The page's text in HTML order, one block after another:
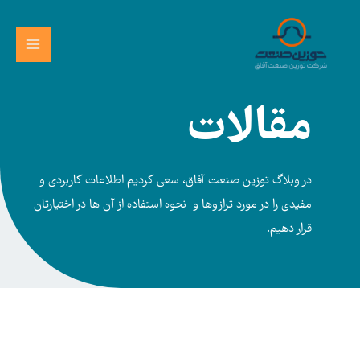
مقالات
در وبلاگ توزین صنعت آفاق، سعی کردیم اطلاعات کاربردی و
مفیدی را در مورد ترازوها و نحوه استفاده از آن ها در اختیارتان
قرار دهیم.